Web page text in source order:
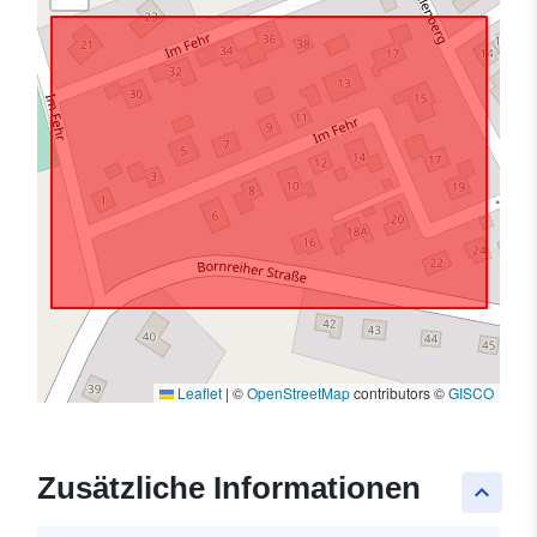
Leaflet | ©OpenStreetMapcontributors ©GISCO
keyboard_arrow_up
Zusätzliche Informationen